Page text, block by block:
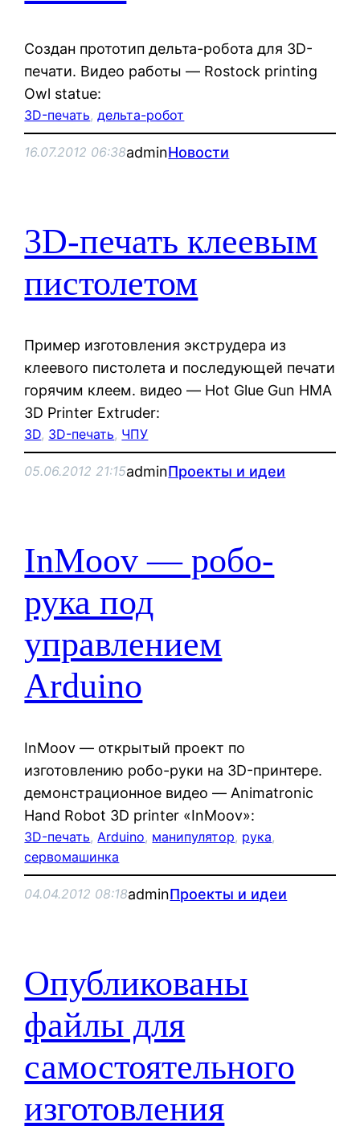
Создан прототип дельта-робота для 3D-
печати. Видео работы — Rostock printing
Owl statue:
3D-печать, дельта-робот
16.07.2012 06:38adminНовости
3D-печать клеевым
пистолетом
Пример изготовления экструдера из
клеевого пистолета и последующей печати
горячим клеем. видео — Hot Glue Gun HMA
3D Printer Extruder:
3D, 3D-печать, ЧПУ
05.06.2012 21:15adminПроекты и идеи
InMoov — робо-
рука под
управлением
Arduino
InMoov — открытый проект по
изготовлению робо-руки на 3D-принтере.
демонстрационное видео — Animatronic
Hand Robot 3D printer «InMoov»:
3D-печать, Arduino, манипулятор, рука
сервомашинка
04.04.2012 08:18adminПроекты и идеи
Опубликованы
файлы для
самостоятельного
изготовления